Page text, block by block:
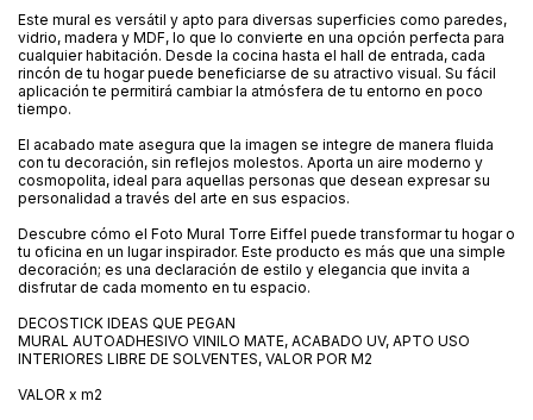
Este mural es versátil y apto para diversas superficies como paredes,
vidrio, madera y MDF, lo que lo convierte en una opción perfecta para
cualquier habitación. Desde la cocina hasta el hall de entrada, cada
rincón de tu hogar puede beneficiarse de su atractivo visual. Su fácil
aplicación te permitirá cambiar la atmósfera de tu entorno en poco
tiempo.
El acabado mate asegura que la imagen se integre de manera fluida
con tu decoración, sin reflejos molestos. Aporta un aire moderno y
cosmopolita, ideal para aquellas personas que desean expresar su
personalidad a través del arte en sus espacios.
Descubre cómo el Foto Mural Torre Eiffel puede transformar tu hogar o
tu oficina en un lugar inspirador. Este producto es más que una simple
decoración; es una declaración de estilo y elegancia que invita a
disfrutar de cada momento en tu espacio.
DECOSTICK IDEAS QUE PEGAN
MURAL AUTOADHESIVO VINILO MATE, ACABADO UV, APTO USO
INTERIORES LIBRE DE SOLVENTES, VALOR POR M2
VALOR x m2